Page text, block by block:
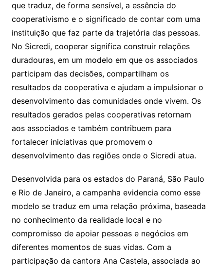
que traduz, de forma sensível, a essência do
cooperativismo e o significado de contar com uma
instituição que faz parte da trajetória das pessoas.
No Sicredi, cooperar significa construir relações
duradouras, em um modelo em que os associados
participam das decisões, compartilham os
resultados da cooperativa e ajudam a impulsionar o
desenvolvimento das comunidades onde vivem. Os
resultados gerados pelas cooperativas retornam
aos associados e também contribuem para
fortalecer iniciativas que promovem o
desenvolvimento das regiões onde o Sicredi atua.
Desenvolvida para os estados do Paraná, São Paulo
e Rio de Janeiro, a campanha evidencia como esse
modelo se traduz em uma relação próxima, baseada
no conhecimento da realidade local e no
compromisso de apoiar pessoas e negócios em
diferentes momentos de suas vidas. Com a
participação da cantora Ana Castela, associada ao